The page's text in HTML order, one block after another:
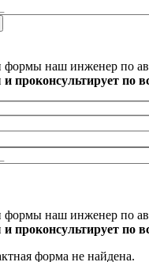
формы наш инженер по
и проконсультирует по
формы наш инженер по
и проконсультирует по
форма не найдена.